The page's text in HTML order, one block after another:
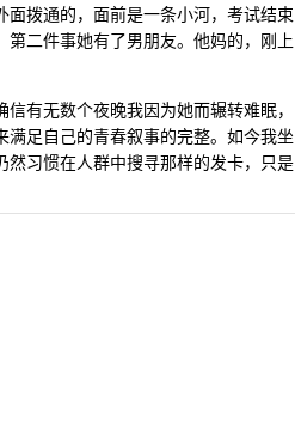
拨通的，面前是一条小河，考试结束
二件事她有了男朋友。他妈的，刚上
有无数个夜晚我因为她而辗转难眠，
足自己的青春叙事的完整。如今我坐
习惯在人群中搜寻那样的发卡，只是